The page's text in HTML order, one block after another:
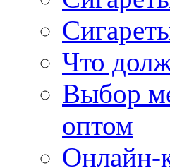
Что
Выбор
оптом
Онлайн-